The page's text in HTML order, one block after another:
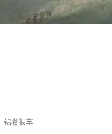
铝卷装车